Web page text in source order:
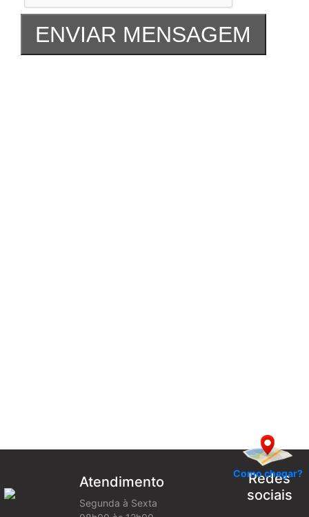
Como chegar?
Atendimento
Segunda à Sexta
Redes
sociais